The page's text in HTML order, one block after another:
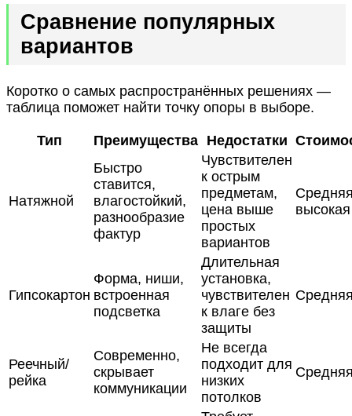
Сравнение популярных
вариантов
Коротко о самых распространённых решениях —
таблица поможет найти точку опоры в выборе.
Тип Преимущества Недостатки
Натяжной
Быстро
ставится,
влагостойкий,
разнообразие
фактур
Чувствителен
к острым
предметам,
цена выше
простых
вариантов
высокая
Гипсокартон
Форма, ниши,
встроенная
подсветка
Длительная
установка,
чувствителен
к влаге без
защиты
Реечный/
рейка
Современно,
скрывает
коммуникации
Не всегда
подходит для
низких
потолков